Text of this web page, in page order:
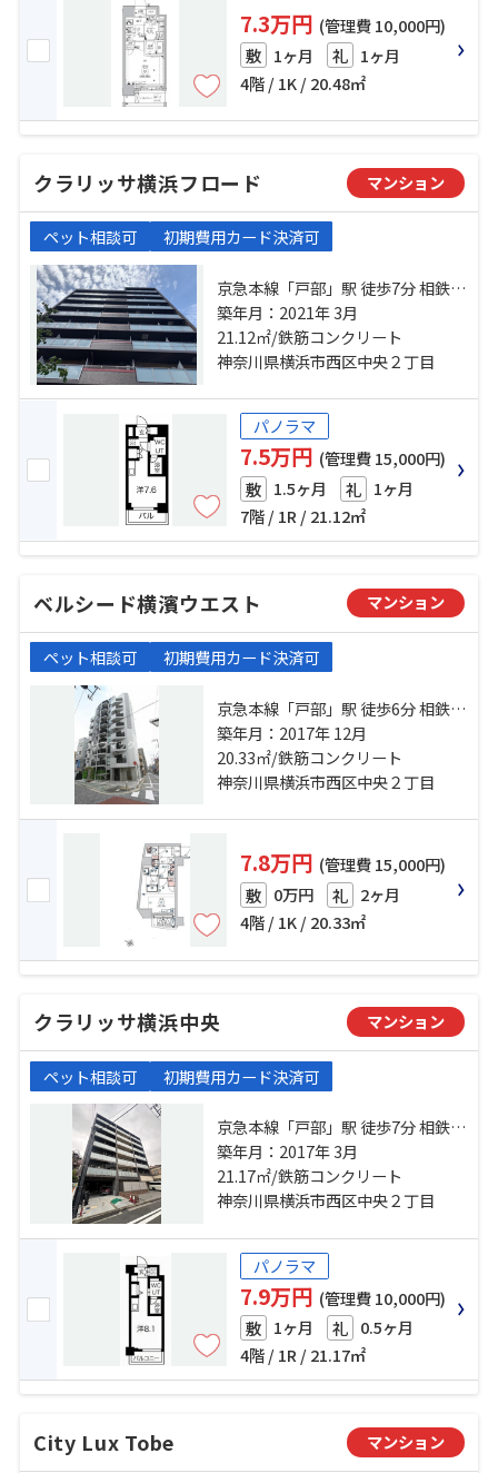
7.3万円 (管理費 10,000円)
敷 1ヶ月 礼 1ヶ月
4階 / 1K / 20.48㎡
クラリッサ横浜フロード マンション
ペット相談可 初期費用カード決済可
京急本線「戸部」駅 徒歩7分 相鉄本
線「平沼橋」駅 徒歩7分 ブルーライ
ン「高島町」駅 徒歩12分
築年月：2021年 3月
21.12㎡/鉄筋コンクリート
神奈川県横浜市西区中央２丁目
パノラマ
7.5万円 (管理費 15,000円)
敷 1.5ヶ月 礼 1ヶ月
7階 / 1R / 21.12㎡
ベルシード横濱ウエスト マンション
ペット相談可 初期費用カード決済可
京急本線「戸部」駅 徒歩6分 相鉄本
線「平沼橋」駅 徒歩7分 相鉄本線
「西横浜」駅 徒歩10分
築年月：2017年 12月
20.33㎡/鉄筋コンクリート
神奈川県横浜市西区中央２丁目
7.8万円 (管理費 15,000円)
敷 0万円 礼 2ヶ月
4階 / 1K / 20.33㎡
クラリッサ横浜中央 マンション
ペット相談可 初期費用カード決済可
京急本線「戸部」駅 徒歩7分 相鉄本
線「西横浜」駅 徒歩8分 ブルーライ
ン「高島町」駅 徒歩13分
築年月：2017年 3月
21.17㎡/鉄筋コンクリート
神奈川県横浜市西区中央２丁目
パノラマ
7.9万円 (管理費 10,000円)
敷 1ヶ月 礼 0.5ヶ月
4階 / 1R / 21.17㎡
City Lux Tobe マンション